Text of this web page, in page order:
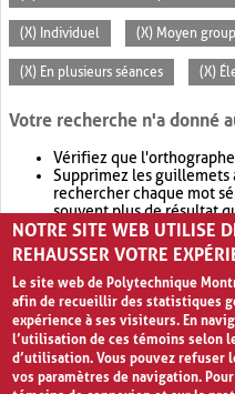
(X) Individuel (X) Moyen
(X) En plusieurs séances (X)
Votre recherche n'a donné
Vérifiez que
Supprimez les guillemets
rechercher chaque mot
souvent plus de résultat
Envisagez d'élargir votre
retournera souvent plus
NOTRE SITE WEB UTILISE
REHAUSSER VOTRE
Le site web de Polytechnique
afin de recueillir des statistiques
expérience à ses visiteurs. En
l’utilisation de ces témoins selon
d’utilisation. Vous pouvez refuser
vos paramètres de navigation.